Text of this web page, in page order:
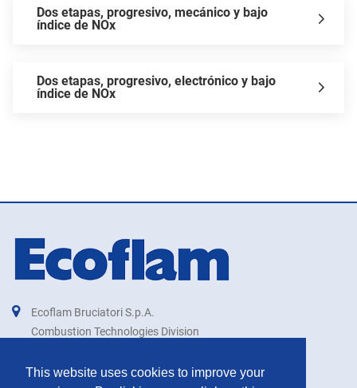
This website uses cookies to improve your
Dos etapas, progresivo, mecánico y bajo
índice de NOx
Dos etapas, progresivo, electrónico y bajo
índice de NOx
Ecoflam Bruciatori S.p.A.
Combustion Technologies Division
IT00879740264